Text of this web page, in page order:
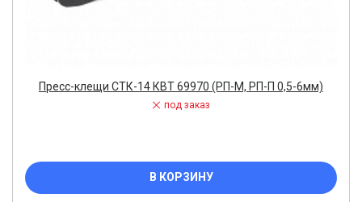
Пресс-клещи СТК-14 КВТ 69970 (РП-М, РП-П 0,5-6мм)
под заказ
В КОРЗИНУ